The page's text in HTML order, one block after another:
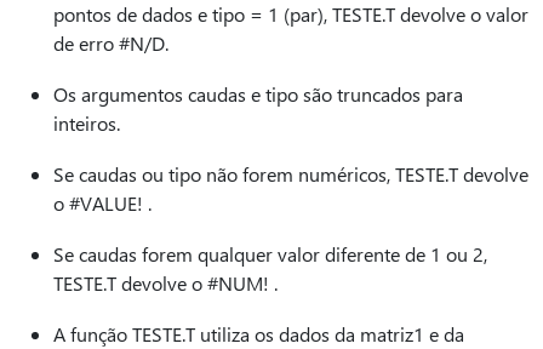
pontos de dados e tipo = 1 (par), TESTE.T devolve o valor
de erro #N/D.
Os argumentos caudas e tipo são truncados para
inteiros.
Se caudas ou tipo não forem numéricos, TESTE.T devolve
o #VALUE! .
Se caudas forem qualquer valor diferente de 1 ou 2,
TESTE.T devolve o #NUM! .
A função TESTE.T utiliza os dados da matriz1 e da